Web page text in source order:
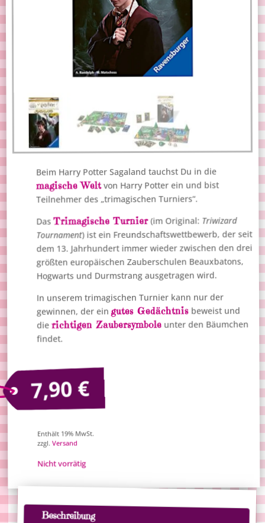
Beim Harry Potter Sagaland tauchst Du in die
magische Weltvon Harry Potter ein und bist
Teilnehmer des „trimagischen Turniers“.
DasTrimagische Turnier(im Original: Triwizard
Tournament) ist ein Freundschaftswettbewerb, der seit
dem 13. Jahrhundert immer wieder zwischen den drei
größten europäischen Zauberschulen Beauxbatons,
Hogwarts und Durmstrang ausgetragen wird.
In unserem trimagischen Turnier kann nur der
gewinnen, der eingutes Gedächtnis beweist und
dierichtigen Zaubersymbole unter den Bäumchen
findet.
7,90€
Enthält 19% MwSt.
zzgl.Versand
Nicht vorrätig
Beschreibung